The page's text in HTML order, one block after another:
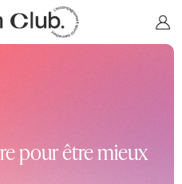
pour être mieux